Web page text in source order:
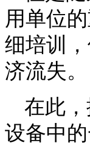
用单位
细培训
济流失。
在此
设备中